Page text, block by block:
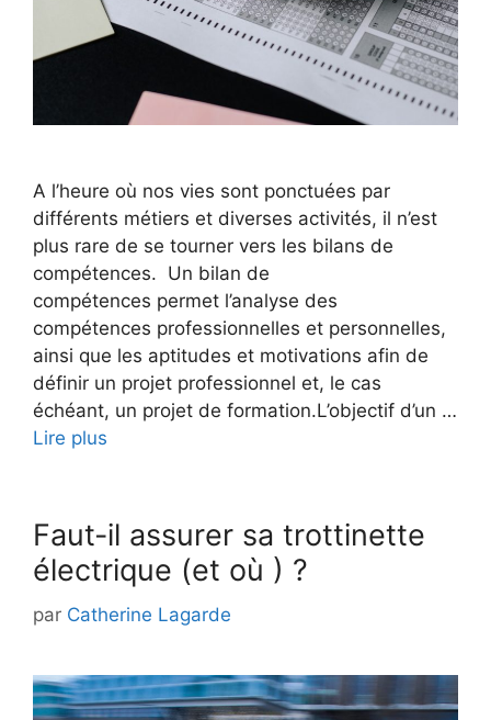
A l’heure où nos vies sont ponctuées par
différents métiers et diverses activités, il n’est
plus rare de se tourner vers les bilans de
compétences. Un bilan de
compétences permet l’analyse des
compétences professionnelles et personnelles,
ainsi que les aptitudes et motivations afin de
définir un projet professionnel et, le cas
échéant, un projet de formation.L’objectif d’un …
Lire plus
Faut-il assurer sa trottinette
électrique (et où ) ?
par Catherine Lagarde